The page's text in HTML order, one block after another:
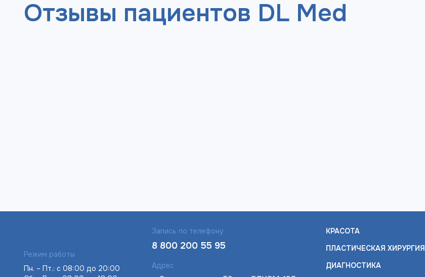
Отзывы пациентов DL Med
Режим работы
Пн. – Пт.: с 08:00 до 20:00
Запись по телефону
8 800 200 55 95
Адрес
КРАСОТА
ПЛАСТИЧЕСКАЯ ХИРУРГИЯ
ДИАГНОСТИКА